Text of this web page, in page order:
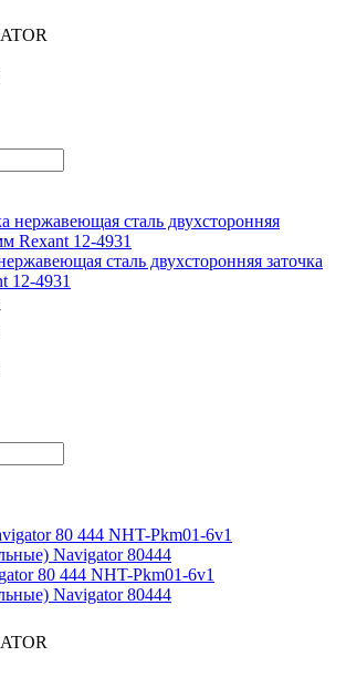
сталь двухсторонняя заточка
12-4931
80 444 NHT-Pkm01-6v1
Navigator 80444